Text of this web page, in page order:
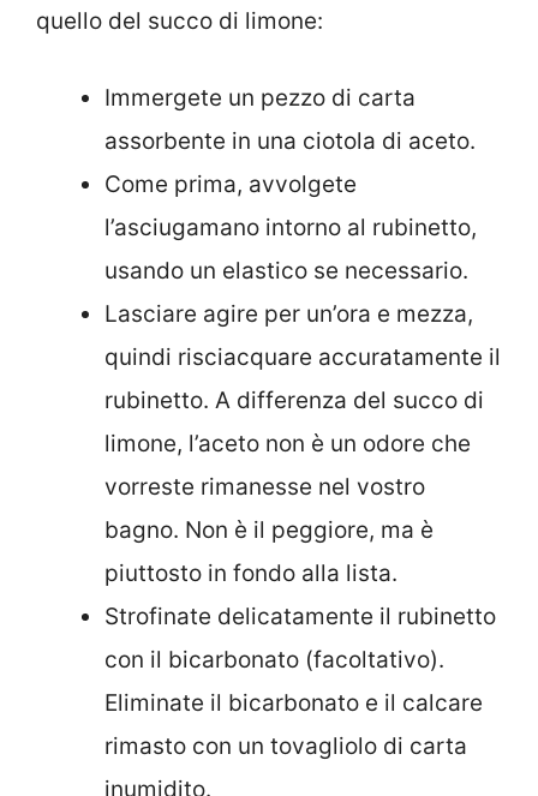
quello del succo di limone:
Immergete un pezzo di carta
assorbente in una ciotola di aceto.
Come prima, avvolgete
l’asciugamano intorno al rubinetto,
usando un elastico se necessario.
Lasciare agire per un’ora e mezza,
quindi risciacquare accuratamente il
rubinetto. A differenza del succo di
limone, l’aceto non è un odore che
vorreste rimanesse nel vostro
bagno. Non è il peggiore, ma è
piuttosto in fondo alla lista.
Strofinate delicatamente il rubinetto
con il bicarbonato (facoltativo).
Eliminate il bicarbonato e il calcare
rimasto con un tovagliolo di carta
inumidito.